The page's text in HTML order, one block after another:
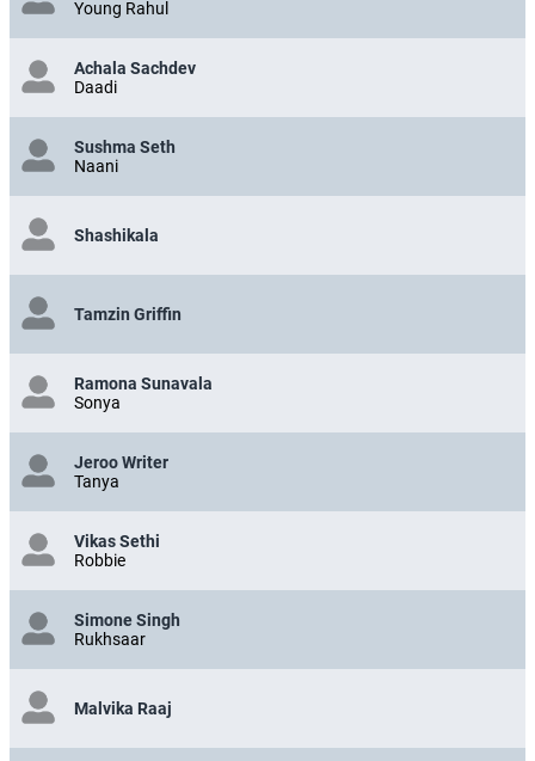
Young Rahul
Achala Sachdev
Daadi
Sushma Seth
Naani
Shashikala
Tamzin Griffin
Ramona Sunavala
Sonya
Jeroo Writer
Tanya
Vikas Sethi
Robbie
Simone Singh
Rukhsaar
Malvika Raaj